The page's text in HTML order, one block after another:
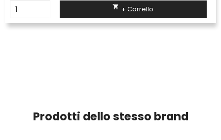
 + Carrello
Prodotti dello stesso brand